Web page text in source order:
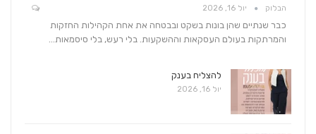
הבלוק יול 16, 2026
כבר שנתיים שהן בונות בשקט ובבטחה את אחת הקהילות החזקות
והמרתקות בעולם העסקאות וההשקעות. בלי רעש, בלי סיסמאות…
להצליח בענק
יול 16, 2026